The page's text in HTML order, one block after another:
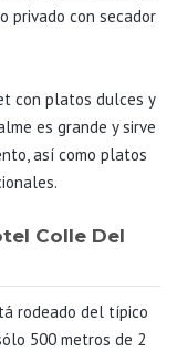
privado con secador
con platos dulces y
es grande y sirve
así como platos
Colle Del
rodeado del típico
500 metros de 2